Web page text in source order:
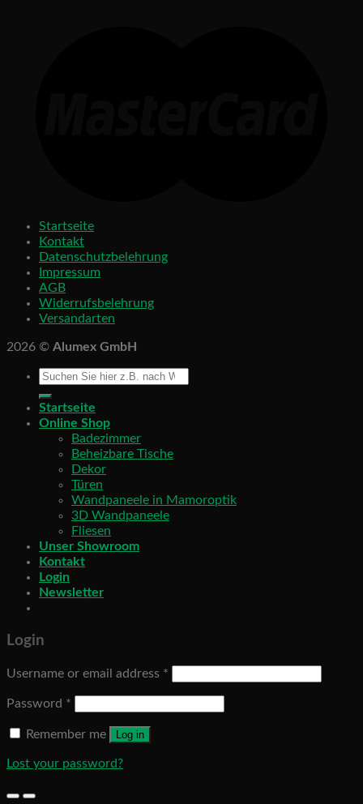
Startseite
Kontakt
Datenschutzbelehrung
Impressum
AGB
Widerrufsbelehrung
Versandarten
2026 © Alumex GmbH
Startseite
Online Shop
Badezimmer
Beheizbare Tische
Dekor
Türen
Wandpaneele in Mamoroptik
3D Wandpaneele
Fliesen
Unser Showroom
Kontakt
Login
Newsletter
Login
Username or email address *
Password *
Remember me Log in
Lost your password?